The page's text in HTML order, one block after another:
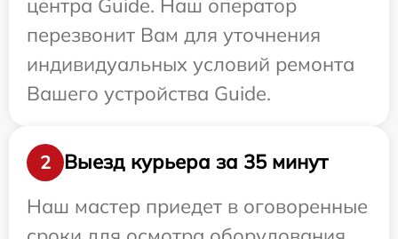
центра Guide. Наш оператор
перезвонит Вам для уточнения
индивидуальных условий ремонта
Вашего устройства Guide.
2
Выезд курьера за 35 минут
Наш мастер приедет в оговоренные